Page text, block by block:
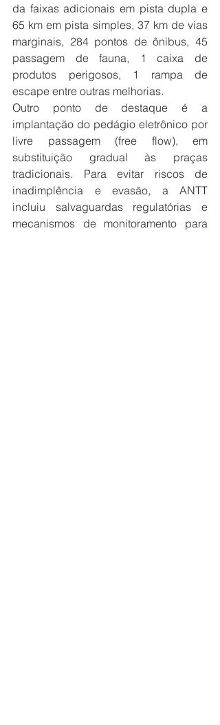
da faixas adicionais em pista dupla e
65 km em pista simples, 37 km de vias
marginais, 284 pontos de ônibus, 45
passagem de fauna, 1 caixa de
produtos perigosos, 1 rampa de
escape entre outras melhorias.
Outro ponto de destaque é a
implantação do pedágio eletrônico por
livre passagem (free flow), em
substituição gradual às praças
tradicionais. Para evitar riscos de
inadimplência e evasão, a ANTT
incluiu salvaguardas regulatórias e
mecanismos de monitoramento para